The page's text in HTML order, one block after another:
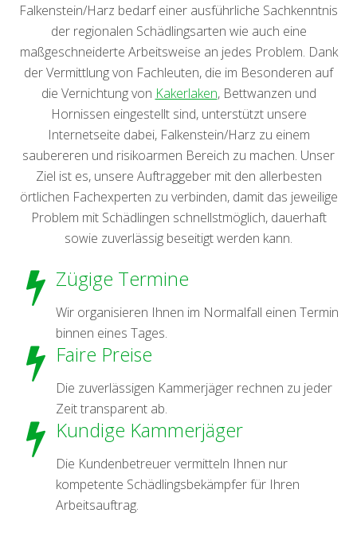
Falkenstein/Harz bedarf einer ausführliche Sachkenntnis
der regionalen Schädlingsarten wie auch eine
maßgeschneiderte Arbeitsweise an jedes Problem. Dank
der Vermittlung von Fachleuten, die im Besonderen auf
die Vernichtung von Kakerlaken, Bettwanzen und
Hornissen eingestellt sind, unterstützt unsere
Internetseite dabei, Falkenstein/Harz zu einem
saubereren und risikoarmen Bereich zu machen. Unser
Ziel ist es, unsere Auftraggeber mit den allerbesten
örtlichen Fachexperten zu verbinden, damit das jeweilige
Problem mit Schädlingen schnellstmöglich, dauerhaft
sowie zuverlässig beseitigt werden kann.
Zügige Termine
Wir organisieren Ihnen im Normalfall einen Termin
binnen eines Tages.
Faire Preise
Die zuverlässigen Kammerjäger rechnen zu jeder
Zeit transparent ab.
Kundige Kammerjäger
Die Kundenbetreuer vermitteln Ihnen nur
kompetente Schädlingsbekämpfer für Ihren
Arbeitsauftrag.